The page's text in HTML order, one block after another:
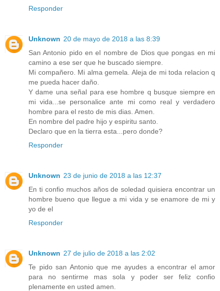
Responder
Unknown 20 de mayo de 2018 a las 8:39
San Antonio pido en el nombre de Dios que pongas en mi
camino a ese ser que he buscado siempre.
Mi compañero. Mi alma gemela. Aleja de mi toda relacion q
me pueda hacer daño.
Y dame una señal para ese hombre q busque siempre en
mi vida...se personalice ante mi como real y verdadero
hombre para el resto de mis dias. Amen.
En nombre del padre hijo y espiritu santo.
Declaro que en la tierra esta...pero donde?
Responder
Unknown 23 de junio de 2018 a las 12:37
En ti confio muchos años de soledad quisiera encontrar un
hombre bueno que llegue a mi vida y se enamore de mi y
yo de el
Responder
Unknown 27 de julio de 2018 a las 2:02
Te pido san Antonio que me ayudes a encontrar el amor
para no sentirme mas sola y poder ser feliz confio
plenamente en usted amen.